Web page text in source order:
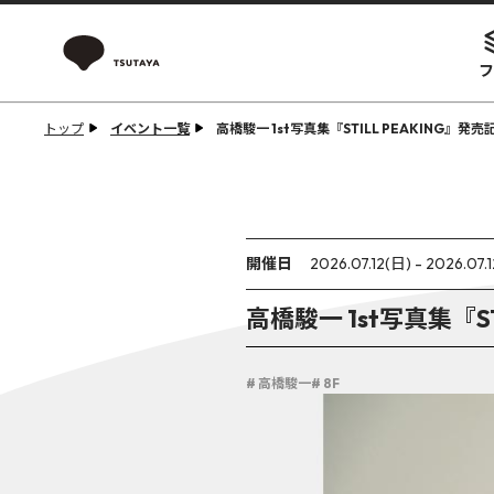
トップ イベント一覧 高橋駿一 1st写真集『STILL PEAKING』発売
開催日 2026.07.12(日) -
高橋駿一 1st写真集『
# 高橋駿一# 8F